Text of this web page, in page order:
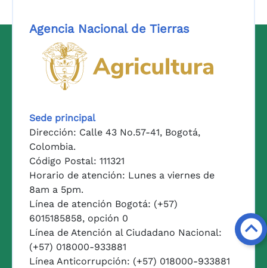
Agencia Nacional de Tierras
Sede principal
Dirección: Calle 43 No.57-41, Bogotá,
Colombia.
Código Postal: 111321
Horario de atención: Lunes a viernes de
8am a 5pm.
Línea de atención Bogotá: (+57)
6015185858, opción 0
Línea de Atención al Ciudadano Nacional:
(+57) 018000-933881
Línea Anticorrupción: (+57) 018000-933881